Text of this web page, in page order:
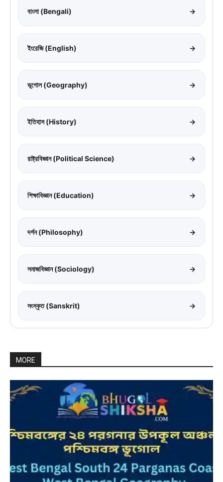
বাংলা (Bengali) →
ইংরেজি (English) →
ভূগোল (Geography) →
ইতিহাস (History) →
রাষ্ট্রবিজ্ঞান (Political Science) →
শিক্ষাবিজ্ঞান (Education) →
দর্শন (Philosophy) →
সমাজবিজ্ঞান (Sociology) →
সংস্কৃত (Sanskrit) →
MORE